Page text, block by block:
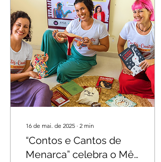
16 de mai. de 2025 ∙ 2 min
“Contos e Cantos de
Menarca” celebra o Mês